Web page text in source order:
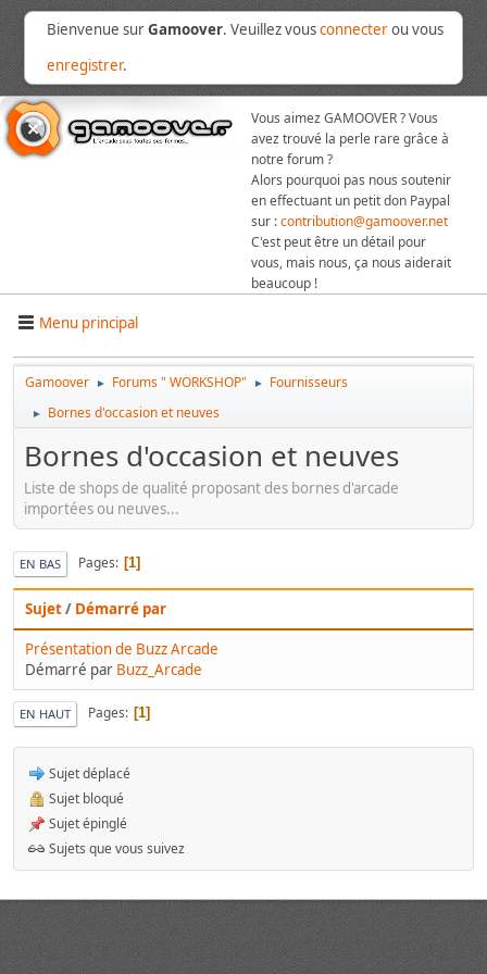
Bienvenue surGamoover. Veuillez vousconnecterou vous
enregistrer.
Vous aimez GAMOOVER ? Vous
avez trouvé la perle rare grâce à
notre forum ?
Alors pourquoi pas nous soutenir
en effectuant un petit don Paypal
sur :contribution@gamoover.net
C'est peut être un détail pour
vous, mais nous, ça nous aiderait
beaucoup !
Menu principal
Gamoover ► Forums " WORKSHOP" ► Fournisseurs
► Bornes d'occasion et neuves
Bornes d'occasion et neuves
Liste de shops de qualité proposant des bornes d'arcade
importées ou neuves...
EN BAS Pages 1
Sujet/ Démarré par
Présentation de Buzz Arcade
Démarré par Buzz_Arcade
EN HAUT Pages 1
Sujet déplacé
Sujet bloqué
Sujet épinglé
Sujets que vous suivez